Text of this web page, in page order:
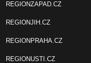
REGIONZAPAD.CZ
REGIONJIH.CZ
REGIONPRAHA.CZ
REGIONUSTI.CZ